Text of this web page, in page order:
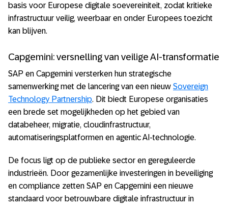
basis voor Europese digitale soevereiniteit, zodat kritieke
infrastructuur veilig, weerbaar en onder Europees toezicht
kan blijven.
Capgemini: versnelling van veilige AI-transformatie
SAP en Capgemini versterken hun strategische
samenwerking met de lancering van een nieuw Sovereign
Technology Partnership. Dit biedt Europese organisaties
een brede set mogelijkheden op het gebied van
databeheer, migratie, cloudinfrastructuur,
automatiseringsplatformen en agentic AI-technologie.
De focus ligt op de publieke sector en gereguleerde
industrieën. Door gezamenlijke investeringen in beveiliging
en compliance zetten SAP en Capgemini een nieuwe
standaard voor betrouwbare digitale infrastructuur in